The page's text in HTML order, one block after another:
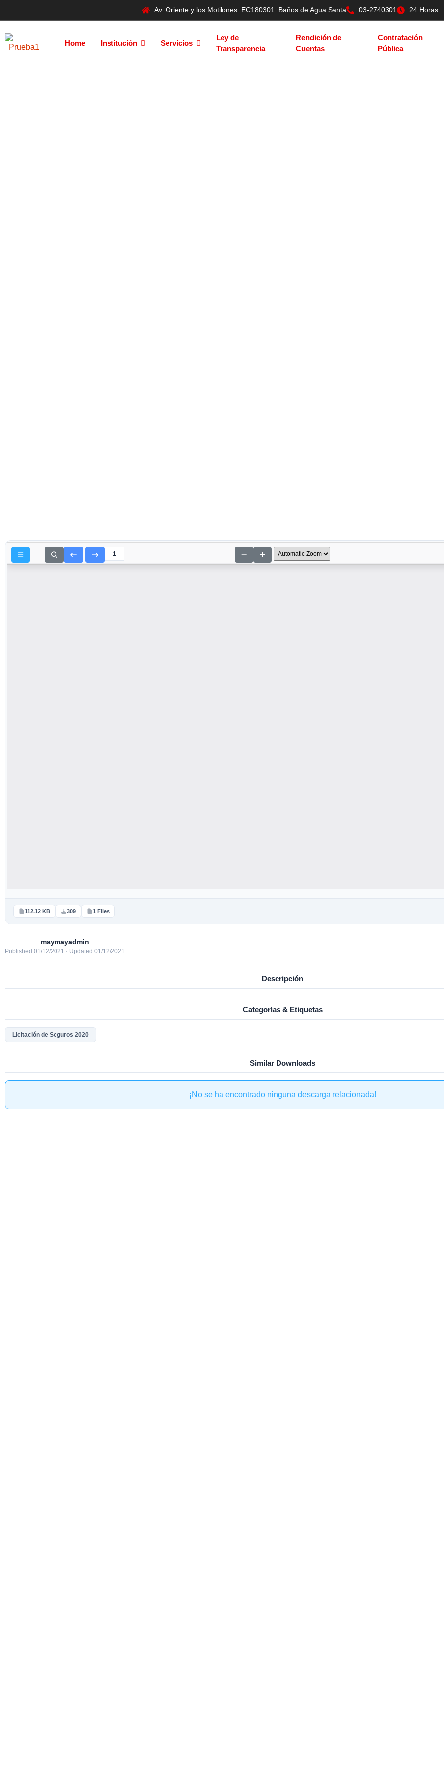
Av. Oriente y los Motilones. EC180301. Baños de Agua Santa 03-2740301 24 Horas
Home Institución Servicios
Ley de
Transparencia
Rendición de
Cuentas
Contratación
Pública
112.12 KB 309 1 Files
maymayadmin
Published 01/12/2021 · Updated 01/12/2021
Descripción
Categorías & Etiquetas
Licitación de Seguros 2020
Similar Downloads
¡No se ha encontrado ninguna descarga relacionada!